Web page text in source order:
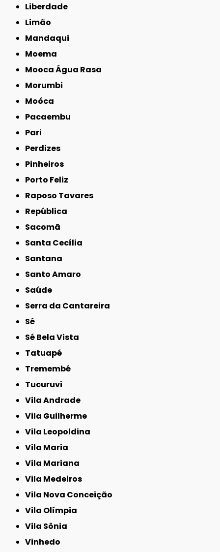
Liberdade
Limão
Mandaqui
Moema
Mooca Água Rasa
Morumbi
Moóca
Pacaembu
Pari
Perdizes
Pinheiros
Porto Feliz
Raposo Tavares
República
Sacomã
Santa Cecília
Santana
Santo Amaro
Saúde
Serra da Cantareira
Sé
Sé Bela Vista
Tatuapé
Tremembé
Tucuruvi
Vila Andrade
Vila Guilherme
Vila Leopoldina
Vila Maria
Vila Mariana
Vila Medeiros
Vila Nova Conceição
Vila Olímpia
Vila Sônia
Vinhedo